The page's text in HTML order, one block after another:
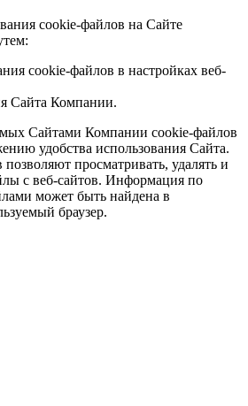
cookie-файлов на Сайте
cookie-файлов в настройках веб-
Сайта Компании.
Сайтами Компании cookie-файлов
удобства использования Сайта.
просматривать, удалять и
c веб-сайтов. Информация по
может быть найдена в
браузер.